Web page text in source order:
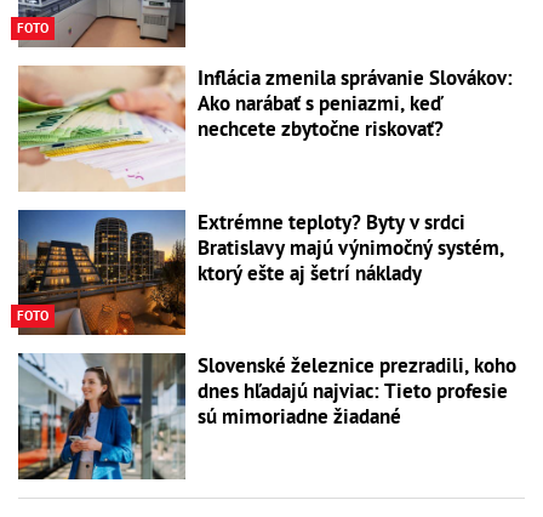
FOTO
Inflácia zmenila správanie Slovákov:
Ako narábať s peniazmi, keď
nechcete zbytočne riskovať?
FOTO
Extrémne teploty? Byty v srdci
Bratislavy majú výnimočný systém,
ktorý ešte aj šetrí náklady
Slovenské železnice prezradili, koho
dnes hľadajú najviac: Tieto profesie
sú mimoriadne žiadané